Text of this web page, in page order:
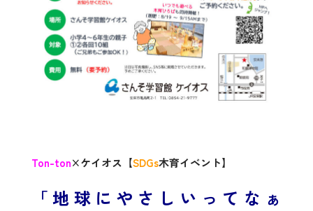
Ton-ton×ケイオス【SDGs木育イベント】
「地球にやさしいってなぁ